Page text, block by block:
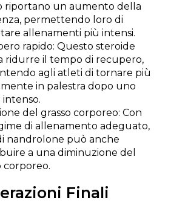
riportano un aumento della
permettendo loro di
allenamenti più intensi.
rapido: Questo steroide
ridurre il tempo di recupero,
agli atleti di tornare più
in palestra dopo uno
intenso.
del grasso corporeo: Con
di allenamento adeguato,
di nandrolone può anche
a una diminuzione del
corporeo.
Finali